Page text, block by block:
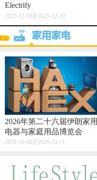
Electrify
2025-12-18至2025-12-20
2026年第二十六届伊朗家用
电器与家庭用品博览会
2026-10-08至2026-10-11